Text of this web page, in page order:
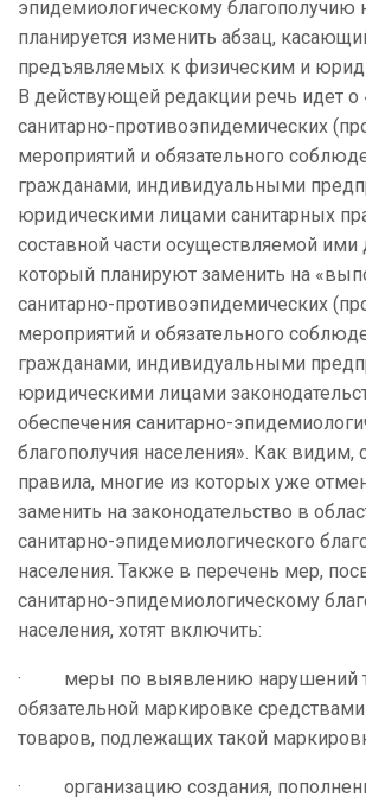
эпидемиологическому благополучию
планируется изменить абзац,
предъявляемых к физическим и
В действующей редакции речь идет
санитарно-противоэпидемических
мероприятий и обязательного
гражданами, индивидуальными
юридическими лицами санитарных
составной части осуществляемой ими
который планируют заменить на
санитарно-противоэпидемических
мероприятий и обязательного
гражданами, индивидуальными
юридическими лицами
обеспечения санитарно-
благополучия населения». Как видим,
правила, многие из которых уже
заменить на законодательство в
санитарно-эпидемиологического
населения. Также в перечень мер,
санитарно-эпидемиологическому
населения, хотят включить:
· меры по выявлению нарушений
обязательной маркировке
товаров, подлежащих такой
· организацию создания,